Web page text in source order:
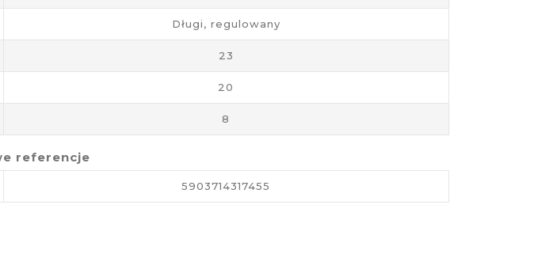
Długi, regulowany
23
20
8
referencje
5903714317455